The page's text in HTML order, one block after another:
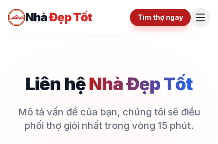
NhàĐẹp Tốt Tìm thợ ngay
Liên hệNhà Đẹp Tốt
Mô tả vấn đề của bạn, chúng tôi sẽ điều
phối thợ giỏi nhất trong vòng 15 phút.